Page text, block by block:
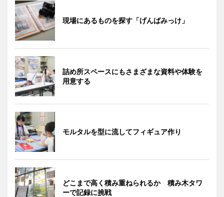
現場にあるものを探す「げんばみっけ」
詰め所スペースにもさまざまな資料や体験を
用意する
モルタルを型に流してフィギュア作り
どこまで高く積み重ねられるか 積み木タワ
ーで記録に挑戦